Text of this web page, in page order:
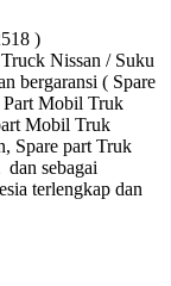
)
Nissan / Suku
bergaransi ( Spare
Part Mobil Truk
Mobil Truk
Spare part Truk
dan sebagai
terlengkap dan